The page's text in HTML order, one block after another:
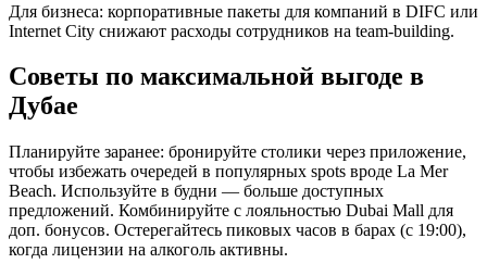
Для бизнеса: корпоративные пакеты для компаний в DIFC или
Internet City снижают расходы сотрудников на team-building.
Советы по максимальной выгоде в
Дубае
Планируйте заранее: бронируйте столики через приложение,
чтобы избежать очередей в популярных spots вроде La Mer
Beach. Используйте в будни — больше доступных
предложений. Комбинируйте с лояльностью Dubai Mall для
доп. бонусов. Остерегайтесь пиковых часов в барах (с 19:00),
когда лицензии на алкоголь активны.